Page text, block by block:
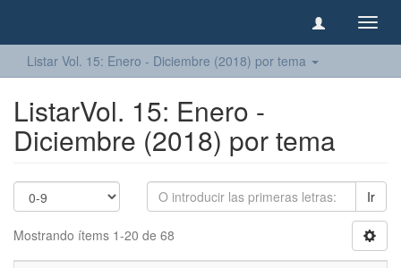
Listar Vol. 15: Enero - Diciembre (2018) por tema
ListarVol. 15: Enero -
Diciembre (2018) por tema
Ir
Mostrando ítems 1-20 de 68